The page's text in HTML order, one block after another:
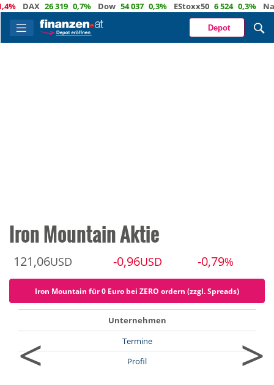
DAX 26 319 0,7% Dow 54 037 0,3% EStoxx50 6 524 0,3%
Depot
Iron Mountain Aktie
121,06USD -0,96USD -0,79%
Iron Mountain für 0 Euro bei ZERO ordern (zzgl. Spreads)
<
Unternehmen
Termine
Profil
>